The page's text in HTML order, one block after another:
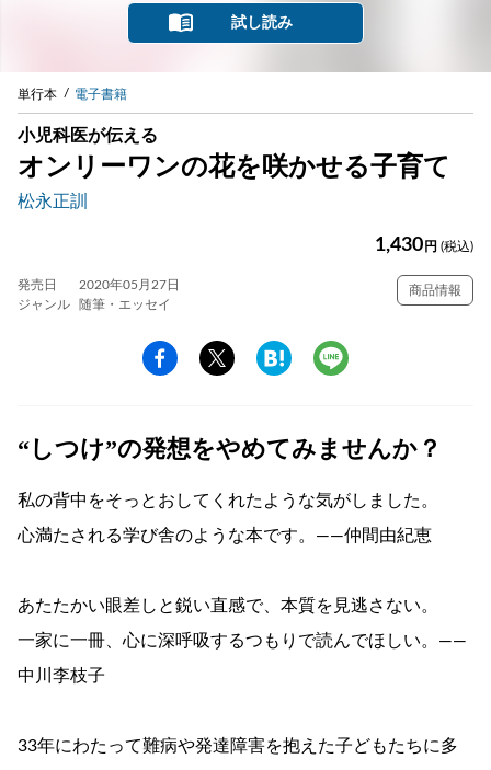
試し読み
単行本 電子書籍
小児科医が伝える
オンリーワンの花を咲かせる子育て
松永正訓
1,430 円 (税込)
発売日
2020年05月27日
ジャンル
随筆・エッセイ
商品情報
“しつけ”の発想をやめてみませんか？
私の背中をそっとおしてくれたような気がしました。
心満たされる学び舎のような本です。――仲間由紀恵
あたたかい眼差しと鋭い直感で、本質を見逃さない。
一家に一冊、心に深呼吸するつもりで読んでほしい。――
中川李枝子
33年にわたって難病や発達障害を抱えた子どもたちに多